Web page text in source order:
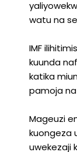
watu na
IMF
kuunda
katika
pamoja
Mageuzi
kuongeza
uwekezaji